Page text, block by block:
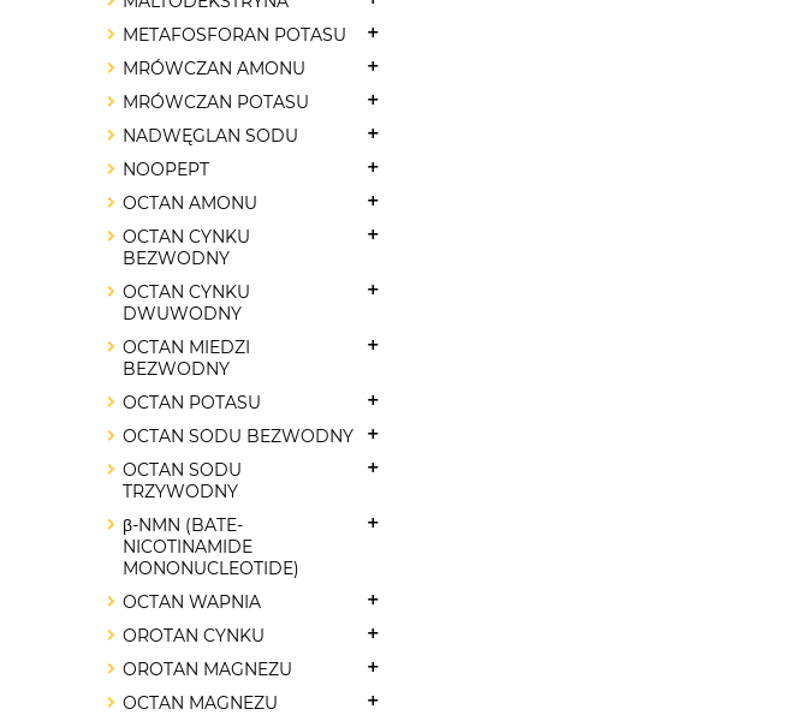
METAFOSFORAN POTASU
MRÓWCZAN AMONU
MRÓWCZAN POTASU
NADWĘGLAN SODU
NOOPEPT
OCTAN AMONU
OCTAN CYNKU
BEZWODNY
OCTAN CYNKU
DWUWODNY
OCTAN MIEDZI
BEZWODNY
OCTAN POTASU
OCTAN SODU BEZWODNY
OCTAN SODU
TRZYWODNY
β-NMN (BATE-
NICOTINAMIDE
MONONUCLEOTIDE)
OCTAN WAPNIA
OROTAN CYNKU
OROTAN MAGNEZU
OCTAN MAGNEZU